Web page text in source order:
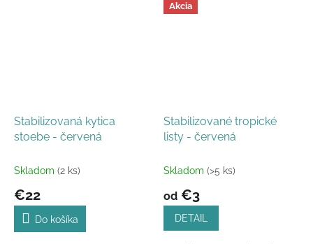
Stabilizovaná kytica
stoebe - červená
Skladom (2 ks)
€22
Do košíka
Akcia
Stabilizované tropické
listy - červená
Skladom (>5 ks)
od €3
DETAIL